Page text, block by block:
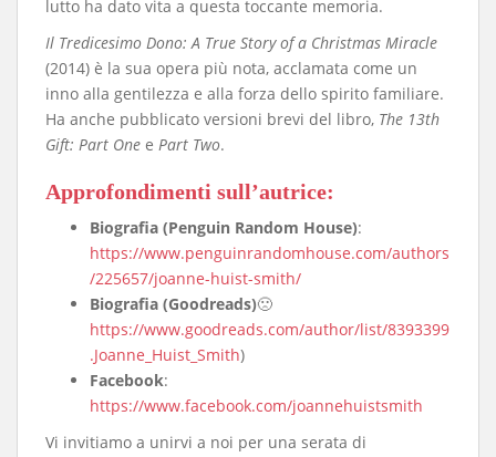
lutto ha dato vita a questa toccante memoria.
Il Tredicesimo Dono: A True Story of a Christmas Miracle
(2014) è la sua opera più nota, acclamata come un
inno alla gentilezza e alla forza dello spirito familiare.
Ha anche pubblicato versioni brevi del libro, The 13th
Gift: Part One e Part Two.
Approfondimenti sull’autrice:
Biografia (Penguin Random House):
https://www.penguinrandomhouse.com/authors
/225657/joanne-huist-smith/
Biografia (Goodreads)🙁
https://www.goodreads.com/author/list/8393399
.Joanne_Huist_Smith)
Facebook:
https://www.facebook.com/joannehuistsmith
​Vi invitiamo a unirvi a noi per una serata di